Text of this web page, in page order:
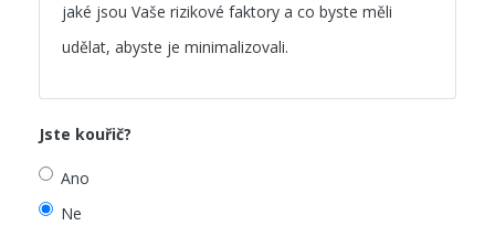
jaké jsou Vaše rizikové faktory a co byste měli
udělat, abyste je minimalizovali.
Jste kouřič?
Ano
Ne